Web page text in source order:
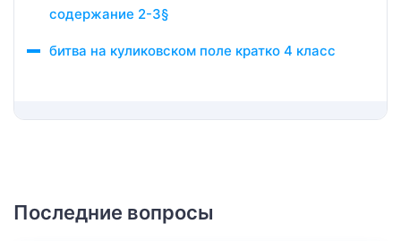
содержание 2-3§
битва на куликовском поле кратко 4 класс
Последние вопросы